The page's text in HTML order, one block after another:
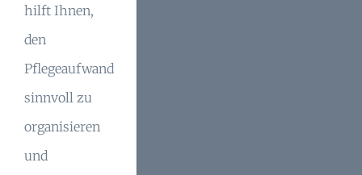
hilft Ihnen,
den
Pflegeaufwand
sinnvoll zu
organisieren
und